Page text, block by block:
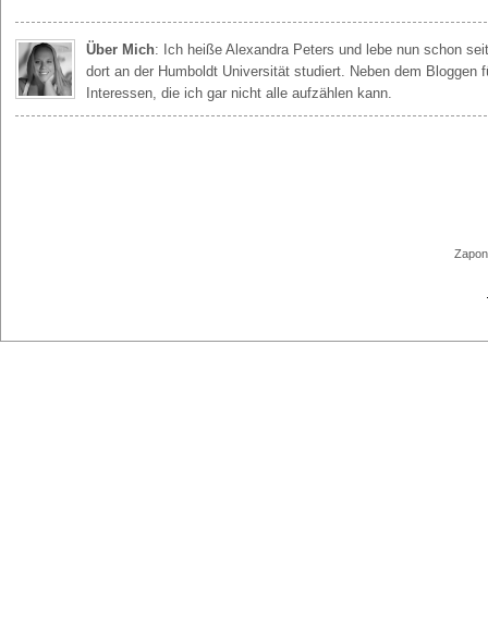
Über Mich: Ich heiße Alexandra Peters und lebe nun schon
dort an der Humboldt Universität studiert. Neben dem Bloggen
Interessen, die ich gar nicht alle aufzählen kann.